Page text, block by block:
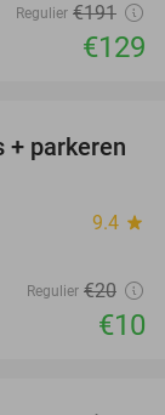
Regulier €191
€129
50%
+ parkeren
9.4 star
Regulier €20
€10